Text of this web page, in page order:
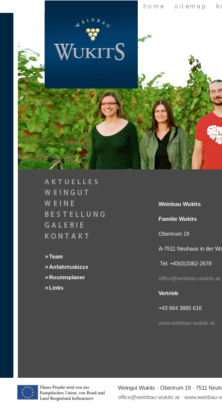
Weinbau Wukits
Familie Wukits
Obertrum 19
A-7511 Neuhaus in der
Tel. +43(0)3362-2678
office@weinbau-wukits.at
Vertrieb
+43 664 3885 616
www.weinbau-wukits.at
»Team
»Anfahrtsskizze
»Routenplaner
»Links
Weingut Wukits · Obertrum 19 · 7511
office@weinbau-wukits.at · www.weinbau-